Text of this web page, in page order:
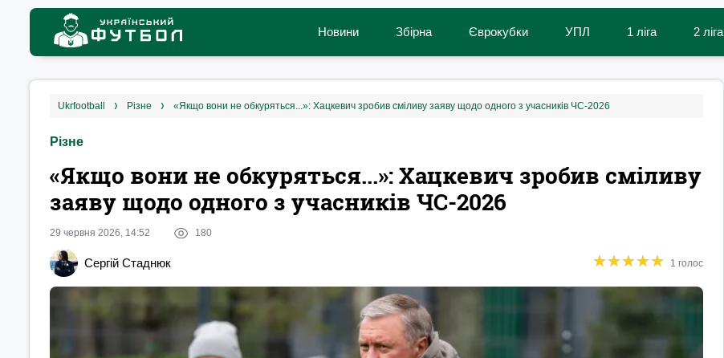
Новини Збірна Єврокубки УПЛ 1 ліга 2 ліга
ukrfootball різне «Якщо вони не обкуряться...»: Хацкевич зробив сміливу заяву щодо одного з учасників ЧС-2026
Різне
«Якщо вони не обкуряться...»: Хацкевич зробив сміливу
заяву щодо одного з учасників ЧС-2026
29 червня 2026, 14:52 180
Сергій Стаднюк ★★★★★
★★★★★ 1 голос